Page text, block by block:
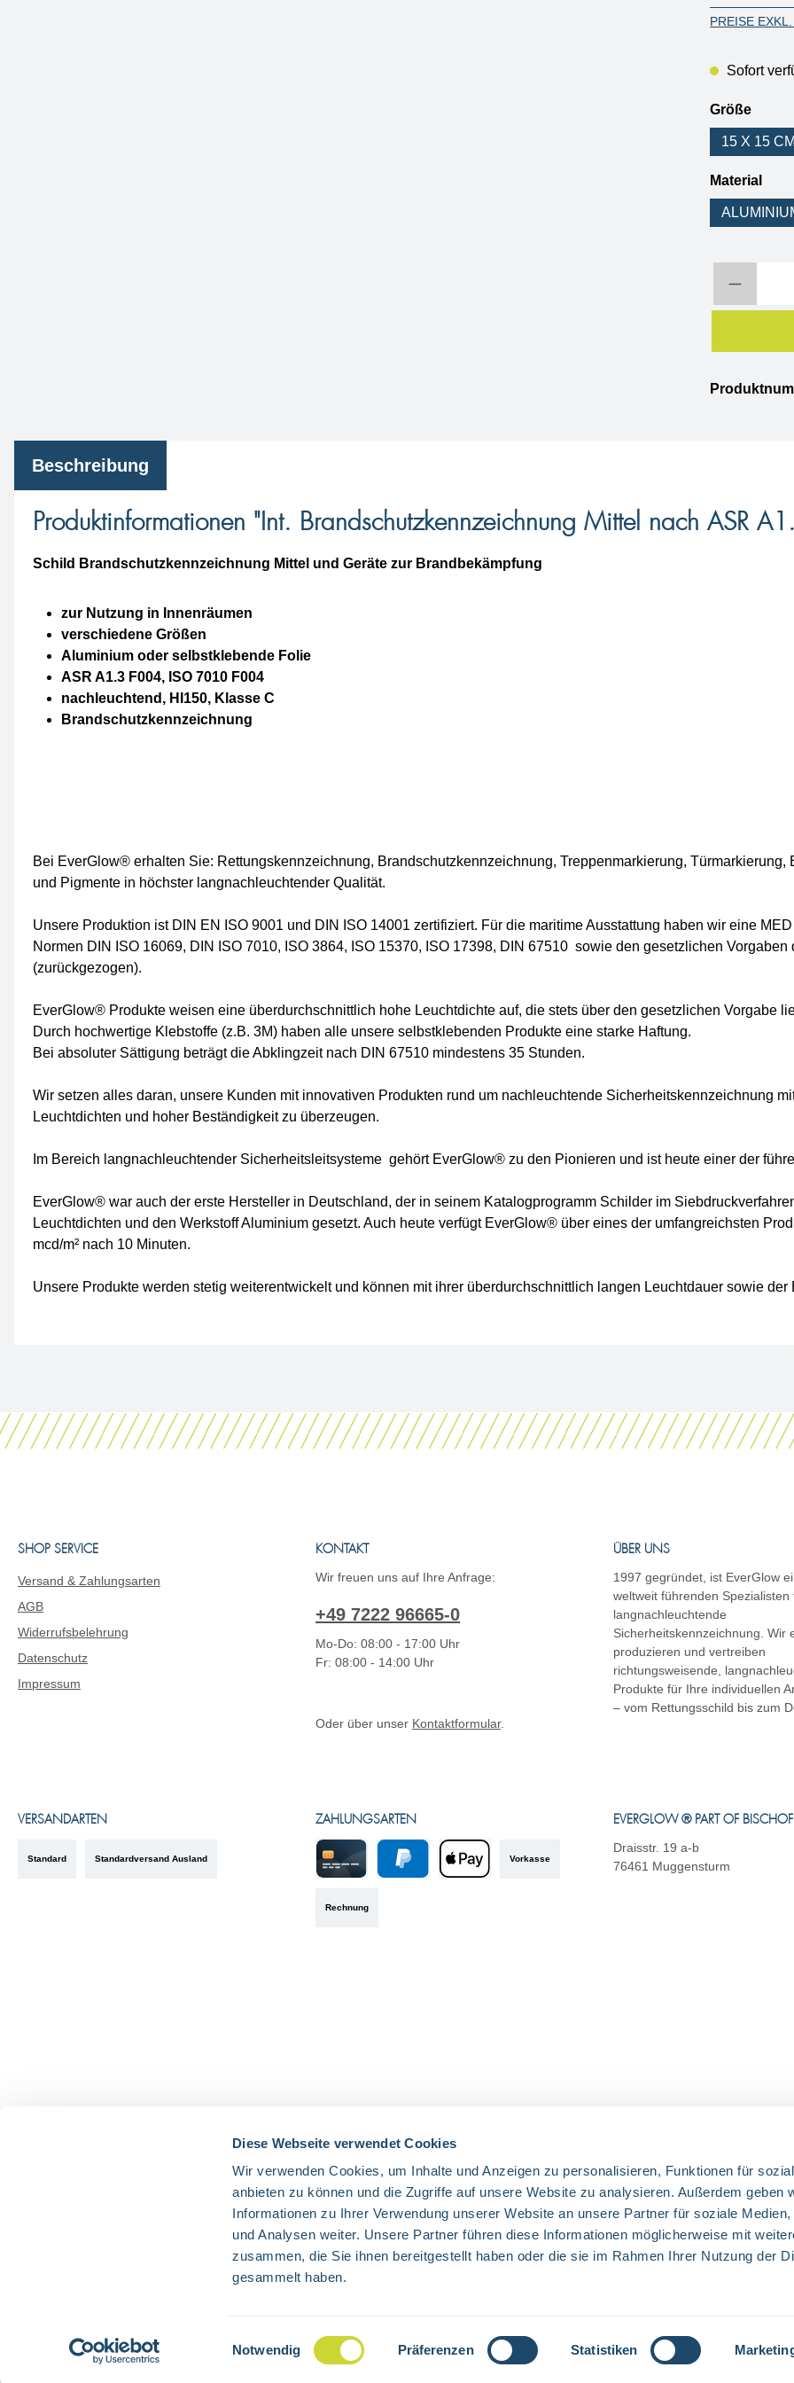
Diese Webseite verwendet Cookies
Wir verwenden Cookies, um Inhalte und Anzeigen zu personalisieren, Funktionen für
anbieten zu können und die Zugriffe auf unsere Website zu analysieren. Außerdem geben
Informationen zu Ihrer Verwendung unserer Website an unsere Partner für soziale Medien,
und Analysen weiter. Unsere Partner führen diese Informationen möglicherweise mit
zusammen, die Sie ihnen bereitgestellt haben oder die sie im Rahmen Ihrer Nutzung der
gesammelt haben.
Einwilligungsauswahl
Notwendig Präferenzen Statistiken
PREISE
Sofort
Größe
15 X 15
Material
Beschreibung
Produktinformationen "Int. Brandschutzkennzeichnung Mittel nach ASR
Schild Brandschutzkennzeichnung Mittel und Geräte zur Brandbekämpfung
zur Nutzung in Innenräumen
verschiedene Größen
Aluminium oder selbstklebende Folie
ASR A1.3 F004, ISO 7010 F004
nachleuchtend, HI150, Klasse C
Brandschutzkennzeichnung
Bei EverGlow® erhalten Sie: Rettungskennzeichnung, Brandschutzkennzeichnung, Treppenmarkierung,
und Pigmente in höchster langnachleuchtender Qualität.
Unsere Produktion ist DIN EN ISO 9001 und DIN ISO 14001 zertifiziert. Für die maritime Ausstattung haben wir eine
Normen DIN ISO 16069, DIN ISO 7010, ISO 3864, ISO 15370, ISO 17398, DIN 67510 sowie den gesetzlichen
(zurückgezogen).
EverGlow® Produkte weisen eine überdurchschnittlich hohe Leuchtdichte auf, die stets über den gesetzlichen Vorgabe
Durch hochwertige Klebstoffe (z.B. 3M) haben alle unsere selbstklebenden Produkte eine starke Haftung.
Bei absoluter Sättigung beträgt die Abklingzeit nach DIN 67510 mindestens 35 Stunden.
Wir setzen alles daran, unsere Kunden mit innovativen Produkten rund um nachleuchtende Sicherheitskennzeichnung
Leuchtdichten und hoher Beständigkeit zu überzeugen.
Im Bereich langnachleuchtender Sicherheitsleitsysteme gehört EverGlow® zu den Pionieren und ist heute einer der
EverGlow® war auch der erste Hersteller in Deutschland, der in seinem Katalogprogramm Schilder im
Leuchtdichten und den Werkstoff Aluminium gesetzt. Auch heute verfügt EverGlow® über eines der umfangreichsten
mcd/m² nach 10 Minuten.
Unsere Produkte werden stetig weiterentwickelt und können mit ihrer überdurchschnittlich langen Leuchtdauer sowie
SHOP SERVICE
Versand & Zahlungsarten
AGB
Widerrufsbelehrung
Datenschutz
Impressum
KONTAKT
Wir freuen uns auf Ihre Anfrage:
+49 7222 96665-0
Mo-Do: 08:00 - 17:00 Uhr
Fr: 08:00 - 14:00 Uhr
Oder über unser Kontaktformular.
ÜBER UNS
1997 gegründet, ist EverGlow
weltweit führenden Spezialisten
langnachleuchtende
Sicherheitskennzeichnung. Wir
produzieren und vertreiben
richtungsweisende,
Produkte für Ihre individuellen
– vom Rettungsschild bis zum
VERSANDARTEN
Standard Standardversand Ausland
ZAHLUNGSARTEN
Vorkasse
Rechnung
EVERGLOW ® PART OF
Draisstr. 19 a-b
76461 Muggensturm
UNSERE COMMUNITIES
FacebookTwitter LinkedInWebsite
Alle Preise exkl. gesetzl. Mehrwertsteuer zzgl.Versandkosten und ggf. Nachnahmegebühren,
© 2026 Everglow - Alle Rechte vorbehalten. Theme by ThemeWare®